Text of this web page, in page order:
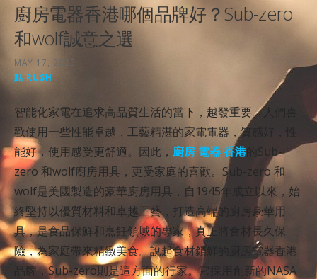
廚房電器香港哪個品牌好？Sub-zero
和wolf誠意之選
MAY 17, 2025
點 RUSH
智能化家電在追求高品質生活的當下，越發重要。人們喜
歡使用一些性能卓越，工藝精湛的家電電器，質感好，性
能好，使用感受更舒適。因此， 廚房 電器 香港的Sub-
zero 和wolf廚房用具，更受家庭的喜歡。Sub-zero 和
wolf是美國製造的豪華廚房用具，自1945年成立以來，始
終堅持以優質材料和卓越工藝，打造高端的廚房豪華用
具，是食品保鮮和烹飪領域的專家，真正將食材長久保
險，為家庭帶來精緻美食。說起食材鎖鮮的廚房電器香港
品牌，Sub-zero則是這方面的行家。它採用創新的NASA